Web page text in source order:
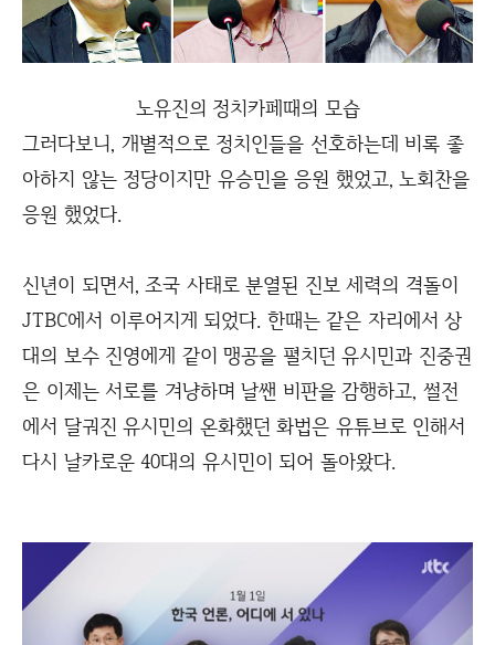
노유진의 정치카페때의 모습
그러다보니, 개별적으로 정치인들을 선호하는데 비록 좋
아하지 않는 정당이지만 유승민을 응원 했었고, 노회찬을
응원 했었다.
신년이 되면서, 조국 사태로 분열된 진보 세력의 격돌이
JTBC에서 이루어지게 되었다. 한때는 같은 자리에서 상
대의 보수 진영에게 같이 맹공을 펼치던 유시민과 진중권
은 이제는 서로를 겨냥하며 날쌘 비판을 감행하고, 썰전
에서 달궈진 유시민의 온화했던 화법은 유튜브로 인해서
다시 날카로운 40대의 유시민이 되어 돌아왔다.